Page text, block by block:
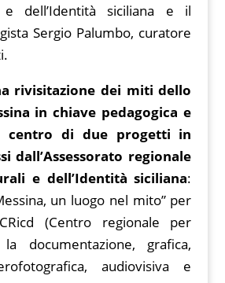
dell’Identità siciliana e il
Sergio Palumbo, curatore
rivisitazione dei miti dello
in chiave pedagogica e
centro di due progetti in
dall’Assessorato regionale
e dell’Identità siciliana:
un luogo nel mito” per
(Centro regionale per
documentazione, grafica,
audiovisiva e